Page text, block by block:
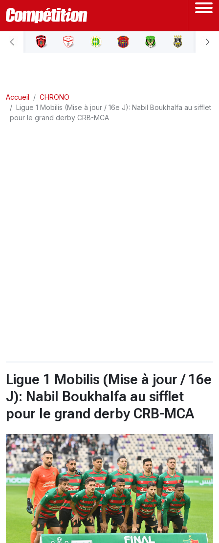
ACCUEIL
LIGUE 2
COUPE D'ALGÉRIE
Accueil
CHRONO
Ligue 1 Mobilis (Mise à jour / 16e J): Nabil Boukhalfa au sifflet
pour le grand derby CRB-MCA
Ligue 1 Mobilis (Mise à jour / 16e
J): Nabil Boukhalfa au sifflet
pour le grand derby CRB-MCA